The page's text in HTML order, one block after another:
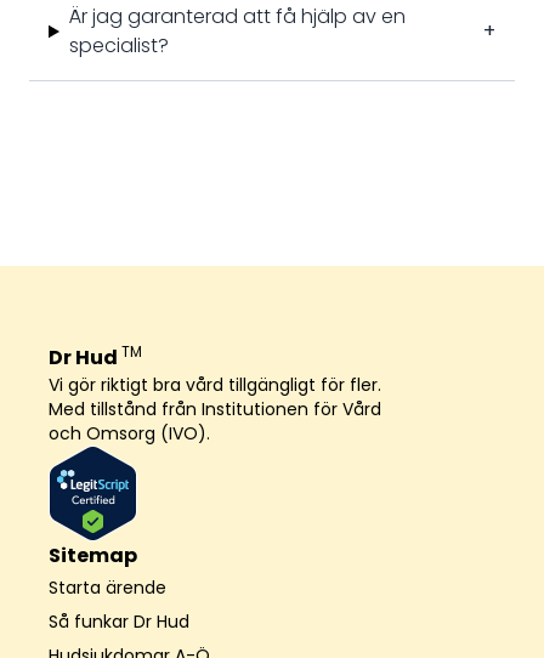
Är jag garanterad att få hjälp av en
specialist?
+
Dr Hud TM
Vi gör riktigt bra vård tillgängligt för fler.
Med tillstånd från Institutionen för Vård
och Omsorg (IVO).
Sitemap
Starta ärende
Så funkar Dr Hud